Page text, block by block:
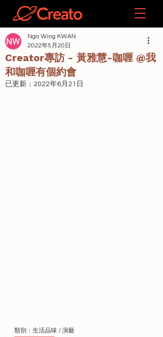
Creator專訪 - 黃雅慧-咖喱 @我
和咖喱有個約會
Nga Wing KWAN
2022年5月20日
已更新： 2022年6月21日
類別：生活品味 / 演藝